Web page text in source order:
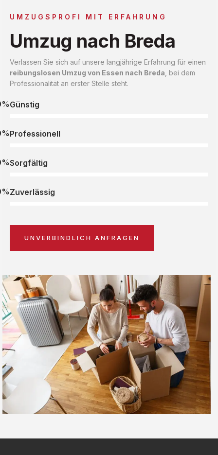
UMZUGSPROFI MIT ERFAHRUNG
Umzug nach Breda
Verlassen Sie sich auf unsere langjährige Erfahrung für einen
reibungslosen Umzug von Essen nach Breda , bei dem
Professionalität an erster Stelle steht.
Günstig
Professionell
Sorgfältig
Zuverlässig
UNVERBINDLICH ANFRAGEN